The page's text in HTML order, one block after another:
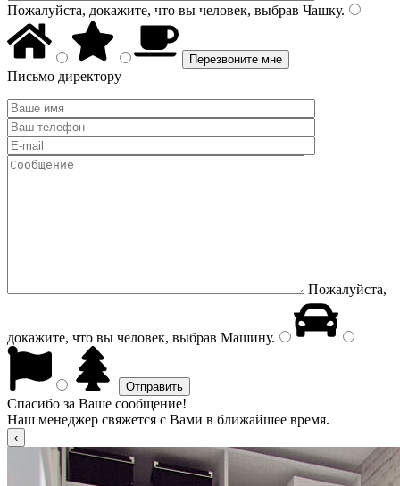
Пожалуйста, докажите, что вы человек, выбрав Чашку.
Письмо директору
Пожалуйста,
докажите, что вы человек, выбрав Машину.
Спасибо за Ваше сообщение!
Наш менеджер свяжется с Вами в ближайшее время.